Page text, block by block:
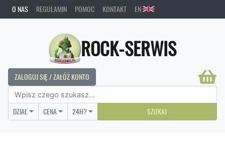
O NAS REGULAMIN POMOC KONTAKT EN
ROCK-SERWIS
ZALOGUJ SIĘ / ZAŁÓŻ KONTO
DZIAŁ CENA 24H? SZUKAJ